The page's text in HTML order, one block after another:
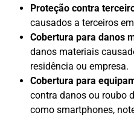
Proteção contra
causados a terceiros
Cobertura para danos
danos materiais
residência ou empresa.
Cobertura para
contra danos ou roubo
como smartphones,